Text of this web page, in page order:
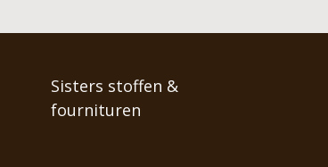
Sisters stoffen &
fournituren